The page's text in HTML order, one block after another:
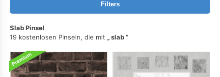
Filters
Slab Pinsel
19 kostenlosen Pinseln, die mit
slab